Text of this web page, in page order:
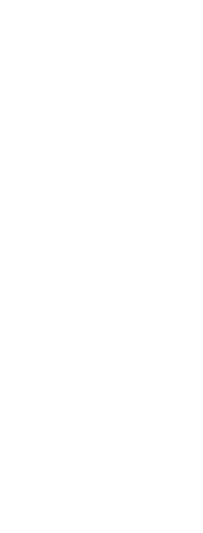
sencillo
reales,
rápidamente.
inversores
invertir
de las
a suavizar la
de entrar en
que las
e instrumentos